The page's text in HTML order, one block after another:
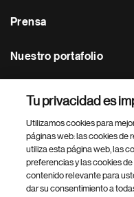
Prensa
Nuestro portafolio
Footer Site Search
Tu privacidad es
Utilizamos cookies para
páginas web: las cookies de
utiliza esta página web, las
preferencias y las cookies
contenido relevante para
dar su consentimiento a